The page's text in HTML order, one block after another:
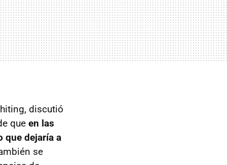
discutió
que en las
que dejaría a
se